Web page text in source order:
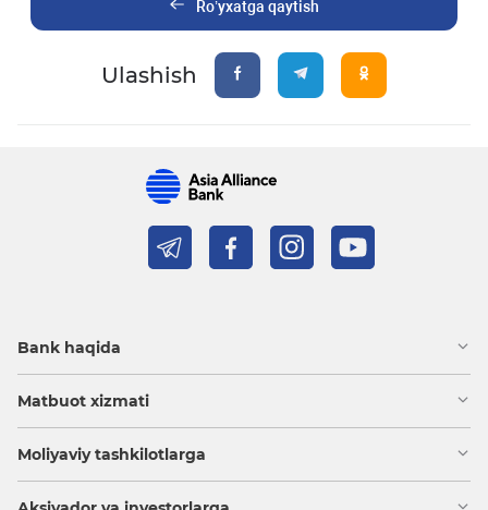
Ro’yxatga qaytish
Ulashish
Bank haqida
Matbuot xizmati
Moliyaviy tashkilotlarga